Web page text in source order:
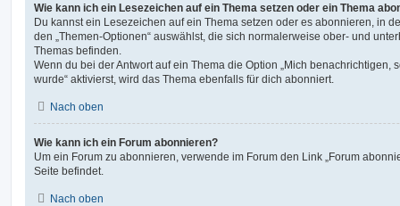
Wie kann ich ein Lesezeichen auf ein Thema setzen oder ein Thema
Du kannst ein Lesezeichen auf ein Thema setzen oder es abonnieren, in
den „Themen-Optionen“ auswählst, die sich normalerweise ober- und
Themas befinden.
Wenn du bei der Antwort auf ein Thema die Option „Mich benachrichtigen,
wurde“ aktivierst, wird das Thema ebenfalls für dich abonniert.
Nach oben
Wie kann ich ein Forum abonnieren?
Um ein Forum zu abonnieren, verwende im Forum den Link „Forum
Seite befindet.
Nach oben